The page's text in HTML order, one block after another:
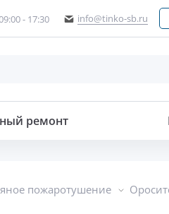
- 17:30 info@tinko-sb.ru
ремонт
пожаротушение